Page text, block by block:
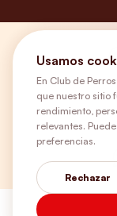
Usamos
En Club de
que nuestro sitio
rendimiento,
relevantes.
preferencias.
Rechazar